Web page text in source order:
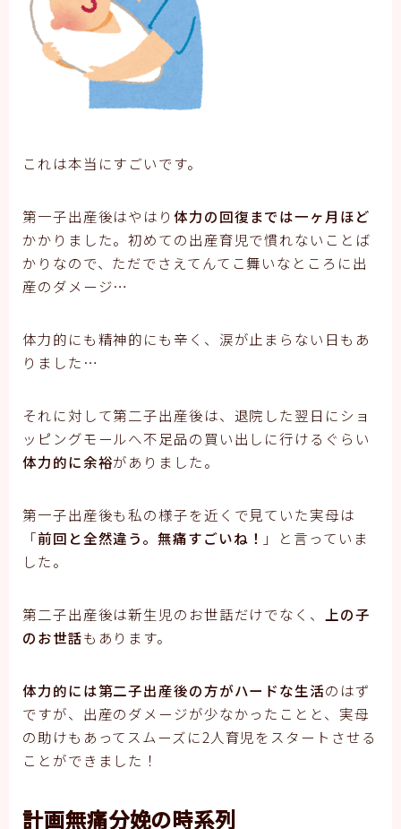
これは本当にすごいです。
第一子出産後はやはり 体力の回復までは一ヶ月ほど
かかりました。初めての出産育児で慣れないことば
かりなので、ただでさえてんてこ舞いなところに出
産のダメージ…
体力的にも精神的にも辛く、涙が止まらない日もあ
りました…
それに対して第二子出産後は、退院した翌日にショ
ッピングモールへ不足品の買い出しに行けるぐらい
体力的に余裕がありました。
第一子出産後も私の様子を近くで見ていた実母は
「前回と全然違う。無痛すごいね！ 」と言っていま
した。
第二子出産後は新生児のお世話だけでなく、
上の子
のお世話もあります。
体力的には第二子出産後の方がハードな生活のはず
ですが、出産のダメージが少なかったことと、実母
の助けもあってスムーズに2人育児をスタートさせる
ことができました！
計画無痛分娩の時系列